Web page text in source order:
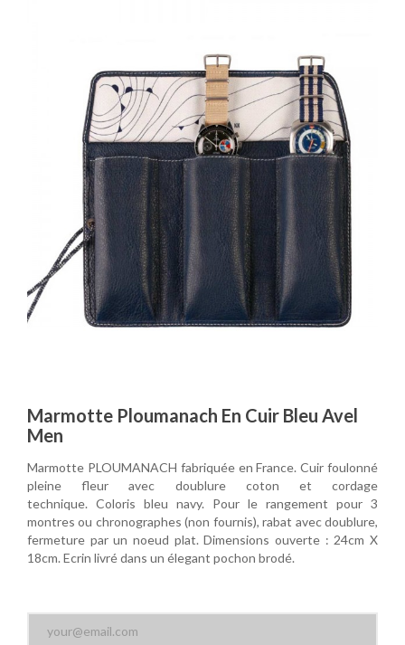
Marmotte Ploumanach En Cuir Bleu Avel
Men
Marmotte PLOUMANACH fabriquée en France. Cuir foulonné
pleine fleur avec doublure coton et cordage
technique. Coloris bleu navy. Pour le rangement pour 3
montres ou chronographes (non fournis), rabat avec doublure,
fermeture par un noeud plat. Dimensions ouverte : 24cm X
18cm. Ecrin livré dans un élegant pochon brodé.